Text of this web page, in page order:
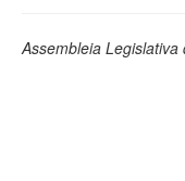
Assembleia